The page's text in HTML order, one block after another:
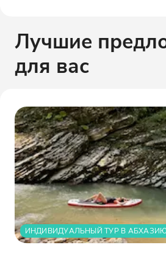
Лучшие
для вас
ИНДИВИДУАЛЬНЫЙ ТУР В